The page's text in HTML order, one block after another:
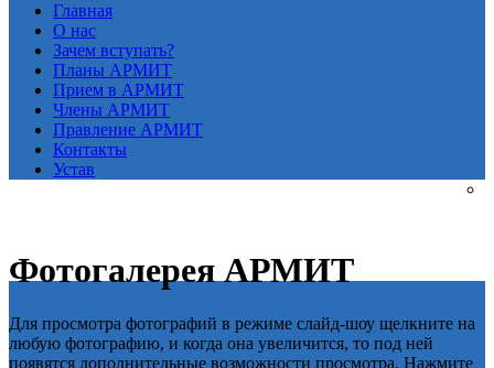
Главная
О нас
Зачем вступать?
Планы АРМИТ
Прием в АРМИТ
Члены АРМИТ
Правление АРМИТ
Контакты
Устав
Фотогалерея АРМИТ
Для просмотра фотографий в режиме слайд-шоу щелкните на
любую фотографию, и когда она увеличится, то под ней
появятся дополнительные возможности просмотра. Нажмите